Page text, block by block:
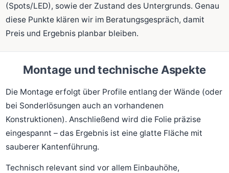
(Spots/LED), sowie der Zustand des Untergrunds. Genau
diese Punkte klären wir im Beratungsgespräch, damit
Preis und Ergebnis planbar bleiben.
Montage und technische Aspekte
Die Montage erfolgt über Profile entlang der Wände (oder
bei Sonderlösungen auch an vorhandenen
Konstruktionen). Anschließend wird die Folie präzise
eingespannt – das Ergebnis ist eine glatte Fläche mit
sauberer Kantenführung.
Technisch relevant sind vor allem Einbauhöhe,